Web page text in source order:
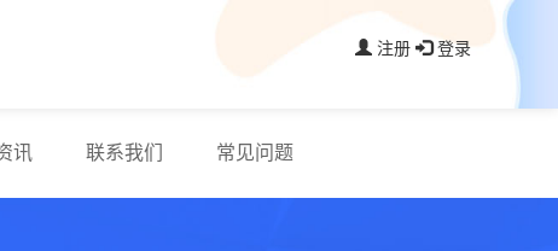
注册 登录
讯 联系我们 常见问题